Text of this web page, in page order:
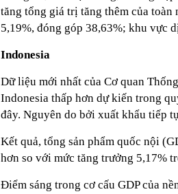
tăng tổng giá trị tăng thêm của
5,19%, đóng góp 38,63%; khu vực
Indonesia
Dữ liệu mới nhất của Cơ quan
Indonesia thấp hơn dự kiến trong
đây. Nguyên do bởi xuất khẩu tiếp
Kết quả, tổng sản phẩm quốc nội
hơn so với mức tăng trưởng 5,17%
Điểm sáng trong cơ cấu GDP của